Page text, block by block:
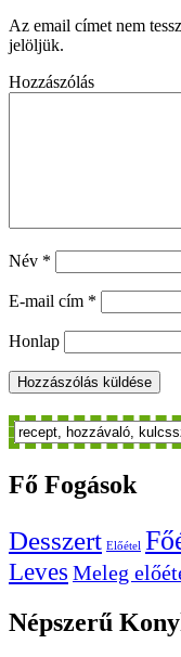
Az email címet nem
jelöljük.
Hozzászólás
Név *
E-mail cím *
Honlap
Fő Fogások
Desszert Előétel
Leves Meleg
Népszerű